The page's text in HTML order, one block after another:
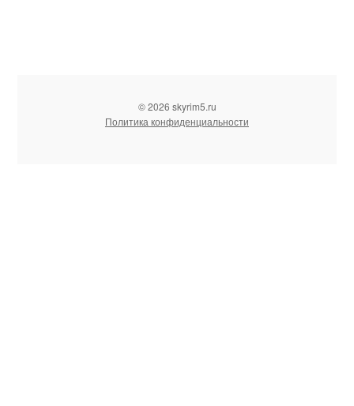
© 2026 skyrim5.ru
Политика конфиденциальности